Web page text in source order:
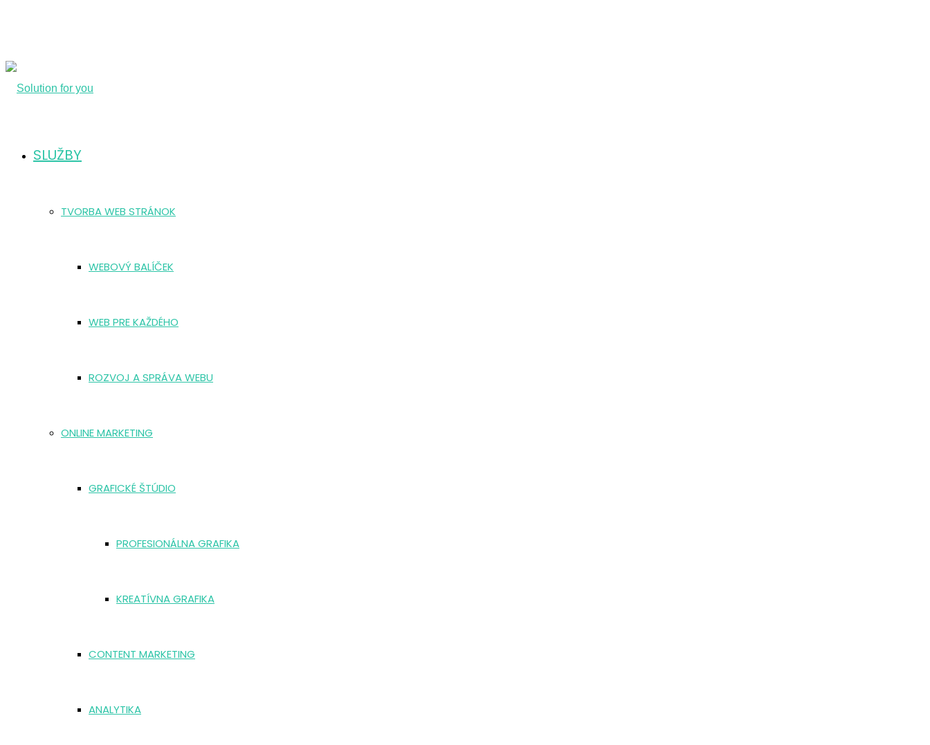
SLUŽBY
TVORBA WEB STRÁNOK
WEBOVÝ BALÍČEK
WEB PRE KAŽDÉHO
ROZVOJ A SPRÁVA WEBU
ONLINE MARKETING
GRAFICKÉ ŠTÚDIO
PROFESIONÁLNA GRAFIKA
KREATÍVNA GRAFIKA
CONTENT MARKETING
ANALYTIKA